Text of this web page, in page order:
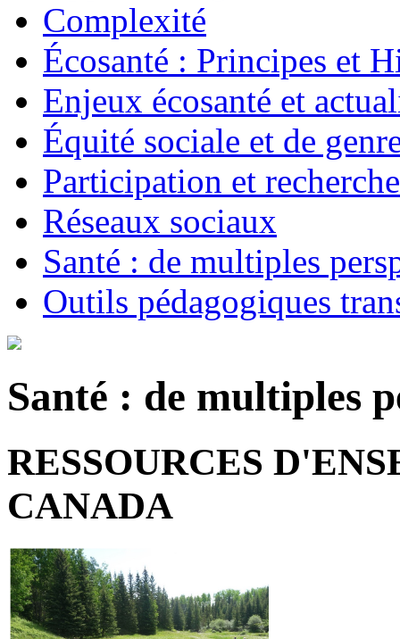
Complexité
Écosanté : Principes et
Enjeux écosanté et
Équité sociale et de
Participation et recherche
Réseaux sociaux
Santé : de multiples
Outils pédagogiques
Santé : de multiples
RESSOURCES
CANADA